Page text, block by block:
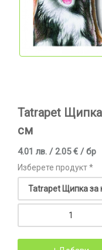
Tatrapet
см
4.01 лв. / 2.05 € / бр
Изберете продукт *